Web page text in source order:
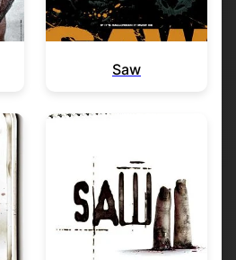
Saw